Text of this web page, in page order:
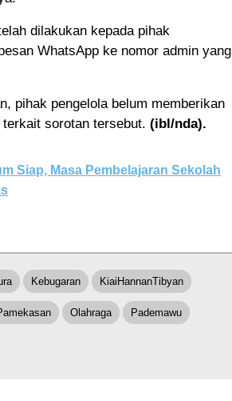
dilakukan kepada pihak
WhatsApp ke nomor admin yang
pihak pengelola belum memberikan
sorotan tersebut. (ibl/nda).
Siap, Masa Pembelajaran Sekolah
Kebugaran KiaiHannanTibyan
Olahraga Pademawu